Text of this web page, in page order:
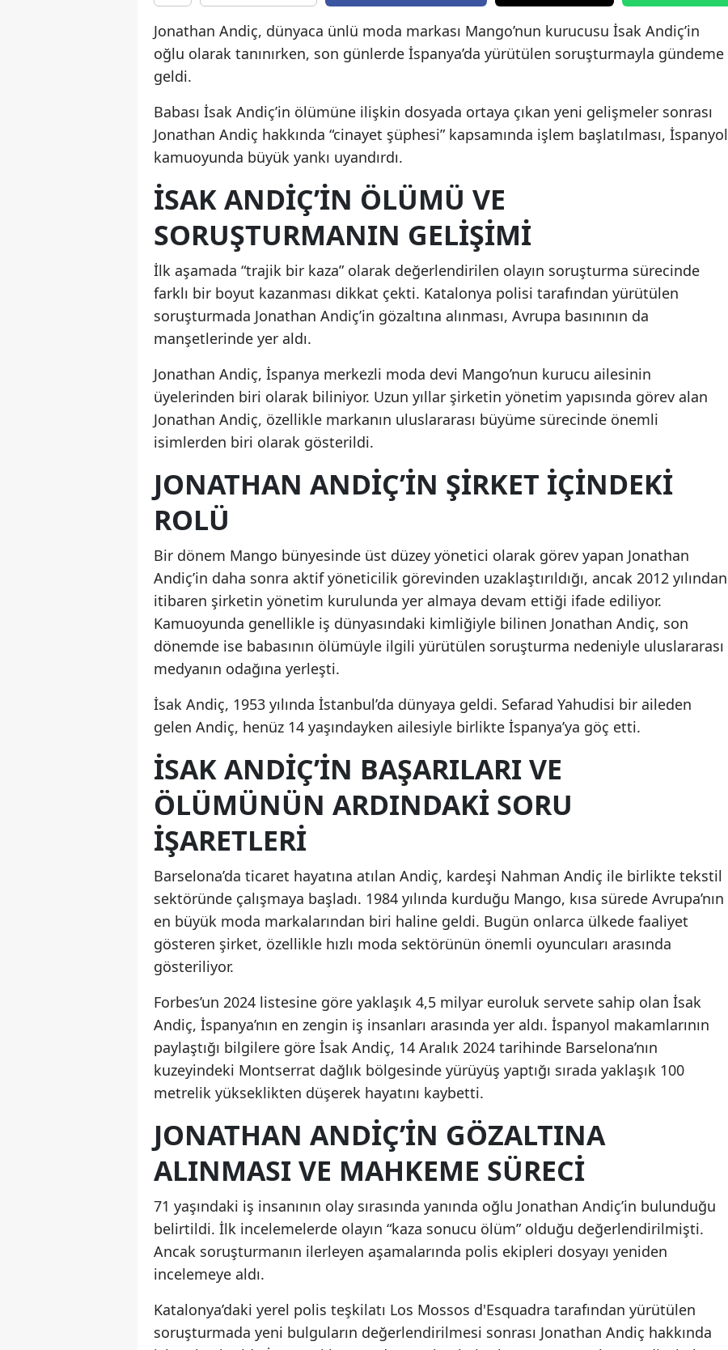
Eskişehir
Giresun
Hakkari
Hatay
Isparta
Mersin
İstanbul
Kars
Kastamonu
Kırklareli
Kocaeli
Konya
Kütahya
Malatya
Kahramanmaraş
Muğla
Muş
Niğde
Ordu
Rize
Samsun
Siirt
Sinop
Tekirdağ
Tokat
Trabzon
Tunceli
Uşak
Van
Jonathan Andiç, dünyaca ünlü moda markası Mango’nun kurucusu İsak Andiç’in
oğlu olarak tanınırken, son günlerde İspanya’da yürütülen soruşturmayla gündeme
geldi.
Babası İsak Andiç’in ölümüne ilişkin dosyada ortaya çıkan yeni gelişmeler sonrası
Jonathan Andiç hakkında “cinayet şüphesi” kapsamında işlem başlatılması, İspanyol
kamuoyunda büyük yankı uyandırdı.
İSAK ANDIÇ’IN ÖLÜMÜ VE
SORUŞTURMANIN GELIŞIMI
İlk aşamada “trajik bir kaza” olarak değerlendirilen olayın soruşturma sürecinde
farklı bir boyut kazanması dikkat çekti. Katalonya polisi tarafından yürütülen
soruşturmada Jonathan Andiç’in gözaltına alınması, Avrupa basınının da
manşetlerinde yer aldı.
Jonathan Andiç, İspanya merkezli moda devi Mango’nun kurucu ailesinin
üyelerinden biri olarak biliniyor. Uzun yıllar şirketin yönetim yapısında görev alan
Jonathan Andiç, özellikle markanın uluslararası büyüme sürecinde önemli
isimlerden biri olarak gösterildi.
JONATHAN ANDIÇ’IN ŞIRKET İÇINDEKI
ROLÜ
Bir dönem Mango bünyesinde üst düzey yönetici olarak görev yapan Jonathan
Andiç’in daha sonra aktif yöneticilik görevinden uzaklaştırıldığı, ancak 2012 yılından
itibaren şirketin yönetim kurulunda yer almaya devam ettiği ifade ediliyor.
Kamuoyunda genellikle iş dünyasındaki kimliğiyle bilinen Jonathan Andiç, son
dönemde ise babasının ölümüyle ilgili yürütülen soruşturma nedeniyle uluslararası
medyanın odağına yerleşti.
İsak Andiç, 1953 yılında İstanbul’da dünyaya geldi. Sefarad Yahudisi bir aileden
gelen Andiç, henüz 14 yaşındayken ailesiyle birlikte İspanya’ya göç etti.
İSAK ANDIÇ’IN BAŞARILARI VE
ÖLÜMÜNÜN ARDINDAKI SORU
İŞARETLERI
Barselona’da ticaret hayatına atılan Andiç, kardeşi Nahman Andiç ile birlikte tekstil
sektöründe çalışmaya başladı. 1984 yılında kurduğu Mango, kısa sürede Avrupa’nın
en büyük moda markalarından biri haline geldi. Bugün onlarca ülkede faaliyet
gösteren şirket, özellikle hızlı moda sektörünün önemli oyuncuları arasında
gösteriliyor.
Forbes’un 2024 listesine göre yaklaşık 4,5 milyar euroluk servete sahip olan İsak
Andiç, İspanya’nın en zengin iş insanları arasında yer aldı. İspanyol makamlarının
paylaştığı bilgilere göre İsak Andiç, 14 Aralık 2024 tarihinde Barselona’nın
kuzeyindeki Montserrat dağlık bölgesinde yürüyüş yaptığı sırada yaklaşık 100
metrelik yükseklikten düşerek hayatını kaybetti.
JONATHAN ANDIÇ’IN GÖZALTINA
ALINMASI VE MAHKEME SÜRECI
71 yaşındaki iş insanının olay sırasında yanında oğlu Jonathan Andiç’in bulunduğu
belirtildi. İlk incelemelerde olayın “kaza sonucu ölüm” olduğu değerlendirilmişti.
Ancak soruşturmanın ilerleyen aşamalarında polis ekipleri dosyayı yeniden
incelemeye aldı.
Katalonya’daki yerel polis teşkilatı Los Mossos d'Esquadra tarafından yürütülen
soruşturmada yeni bulguların değerlendirilmesi sonrası Jonathan Andiç hakkında